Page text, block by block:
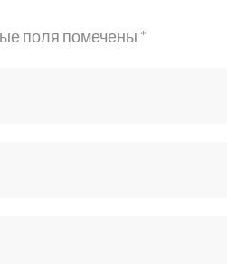
поля помечены *